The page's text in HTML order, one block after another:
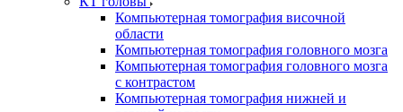
Компьютерная томография височной
области
Компьютерная томография головного мозга
Компьютерная томография головного мозга
с контрастом
Компьютерная томография нижней и